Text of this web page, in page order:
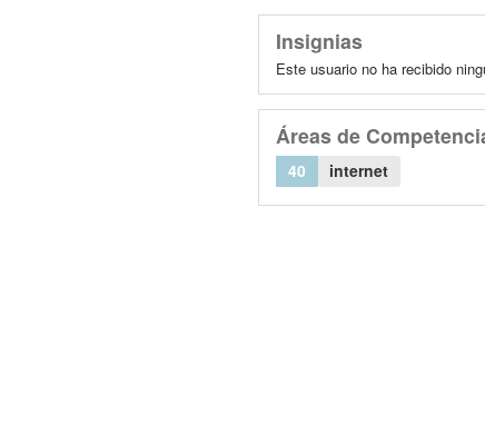
Insignias
Este usuario no ha recibido
Áreas de
40 internet